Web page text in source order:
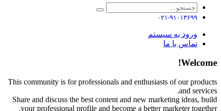
۰۲۱-۹۱۰۱۳۶۹۹
ورود به سیستم
تماس با ما
Welcome!
This community is for professionals and enthusiasts of our products
and services.
Share and discuss the best content and new marketing ideas, build
your professional profile and become a better marketer together.